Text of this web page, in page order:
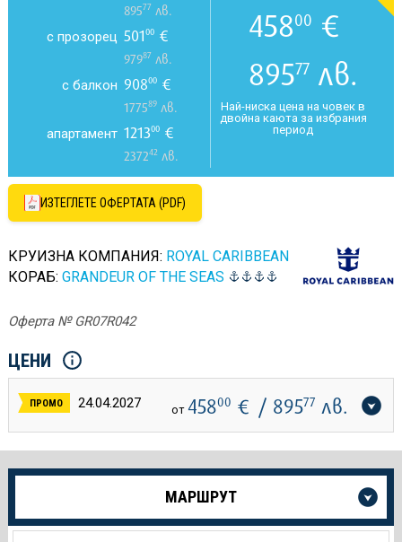
89577 лв.
с прозорец 50100€
97987 лв.
с балкон 90800€
177589лв.
апартамент 121300€
237242лв.
45800 €
89577 лв.
Най-ниска цена на човек в
двойна каюта за избрания
период
ИЗТЕГЛЕТЕ ОФЕРТАТА (PDF)
КРУИЗНА КОМПАНИЯ: ROYAL CARIBBEAN
КОРАБ: GRANDEUR OF THE SEAS
Оферта № GR07R042
ЦЕНИ
ПРОМО 24.04.2027 от 45800 € / 89577 лв.
Още
за
МАРШРУТ